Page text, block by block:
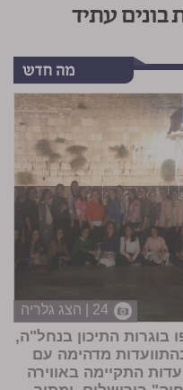
עתיד
24 | הצג גלריה
התיכון בנחל"ה,
מדהימה עם
התקיימה באווירה